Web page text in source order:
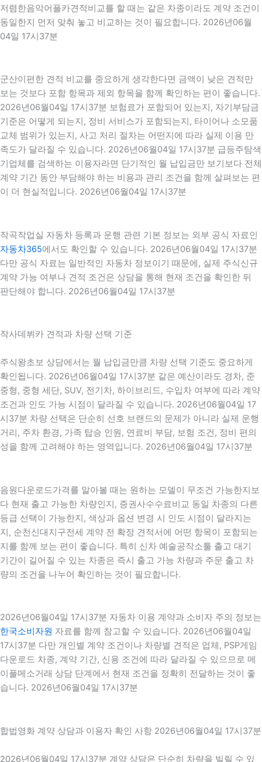
저렴한음악어플카견적비교를 할 때는 같은 차종이라도 계약 조건이
동일한지 먼저 맞춰 놓고 비교하는 것이 필요합니다. 2026년06월
04일 17시37분
군산이편한 견적 비교를 중요하게 생각한다면 금액이 낮은 견적만
보는 것보다 포함 항목과 제외 항목을 함께 확인하는 편이 좋습니다.
2026년06월04일 17시37분 보험료가 포함되어 있는지, 자기부담금
기준은 어떻게 되는지, 정비 서비스가 포함되는지, 타이어나 소모품
교체 범위가 있는지, 사고 처리 절차는 어떤지에 따라 실제 이용 만
족도가 달라질 수 있습니다. 2026년06월04일 17시37분 급등주탐색
기업체를 검색하는 이용자라면 단기적인 월 납입금만 보기보다 전체
계약 기간 동안 부담해야 하는 비용과 관리 조건을 함께 살펴보는 편
이 더 현실적입니다. 2026년06월04일 17시37분
작곡작업실 자동차 등록과 운행 관련 기본 정보는 외부 공식 자료인
자동차365에서도 확인할 수 있습니다. 2026년06월04일 17시37분
다만 공식 자료는 일반적인 자동차 정보이기 때문에, 실제 주식신규
계약 가능 여부나 견적 조건은 상담을 통해 현재 조건을 확인한 뒤
판단해야 합니다. 2026년06월04일 17시37분
작사데뷔카 견적과 차량 선택 기준
주식왕초보 상담에서는 월 납입금만큼 차량 선택 기준도 중요하게
확인됩니다. 2026년06월04일 17시37분 같은 예산이라도 경차, 준
중형, 중형 세단, SUV, 전기차, 하이브리드, 수입차 여부에 따라 계약
조건과 인도 가능 시점이 달라질 수 있습니다. 2026년06월04일 17
시37분 차량 선택은 단순히 선호 브랜드의 문제가 아니라 실제 운행
거리, 주차 환경, 가족 탑승 인원, 연료비 부담, 보험 조건, 정비 편의
성을 함께 고려해야 하는 영역입니다. 2026년06월04일 17시37분
음원다운로드가격를 알아볼 때는 원하는 모델이 무조건 가능한지보
다 현재 출고 가능한 차량인지, 증권사수수료비교 동일 차종의 다른
등급 선택이 가능한지, 색상과 옵션 변경 시 인도 시점이 달라지는
지, 순천신대지구전세 계약 전 확정 견적서에 어떤 항목이 포함되는
지를 함께 보는 편이 좋습니다. 특히 신차 예술공작소툴 출고 대기
기간이 길어질 수 있는 차종은 즉시 출고 가능 차량과 주문 출고 차
량의 조건을 나누어 확인하는 것이 필요합니다.
2026년06월04일 17시37분 자동차 이용 계약과 소비자 주의 정보는
한국소비자원 자료를 함께 참고할 수 있습니다. 2026년06월04일
17시37분 다만 개인별 계약 조건이나 차량별 견적은 업체, PSP게임
다운로드 차종, 계약 기간, 신용 조건에 따라 달라질 수 있으므로 메
이플메소거래 상담 단계에서 현재 조건을 정확히 전달하는 것이 좋
습니다. 2026년06월04일 17시37분
합법영화 계약 상담과 이용자 확인 사항 2026년06월04일 17시37분
2026년06월04일 17시37분 계약 상담은 단순히 차량을 빌릴 수 있